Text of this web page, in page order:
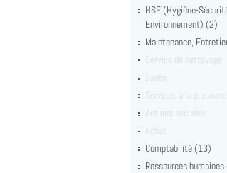
HSE (Hygiène-
Environnement) (2)
Maintenance,
Service de nettoyage
Santé
Services à la personne
Actions sociales
Achat
Comptabilité (13)
Ressources